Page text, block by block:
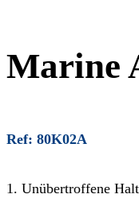
Marine
Ref: 80K02A
1. Unübertroffene